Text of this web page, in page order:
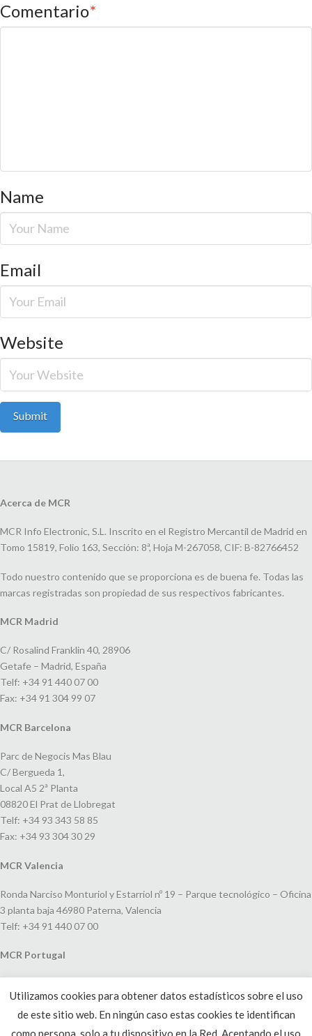
Comentario*
Name
Email
Website
Acerca de MCR
MCR Info Electronic, S.L. Inscrito en el Registro Mercantil de Madrid en
Tomo 15819, Folio 163, Sección: 8ª, Hoja M-267058, CIF: B-82766452
Todo nuestro contenido que se proporciona es de buena fe. Todas las
marcas registradas son propiedad de sus respectivos fabricantes.
MCR Madrid
C/ Rosalind Franklin 40, 28906
Getafe – Madrid, España
Telf: +34 91 440 07 00
Fax: +34 91 304 99 07
MCR Barcelona
Parc de Negocis Mas Blau
C/ Bergueda 1,
Local A5 2ª Planta
08820 El Prat de Llobregat
Telf: +34 93 343 58 85
Fax: +34 93 304 30 29
MCR Valencia
Ronda Narciso Monturiol y Estarriol nº 19 – Parque tecnológico – Oficina
3 planta baja 46980 Paterna, Valencia
Telf: +34 91 440 07 00
MCR Portugal
João V, 24
1250-091 Lisboa, Portugal
Telf: +351 220 993 033
Utilizamos cookies para obtener datos estadísticos sobre el uso
de este sitio web. En ningún caso estas cookies te identifican
como persona, solo a tu dispositivo en la Red. Aceptando el uso